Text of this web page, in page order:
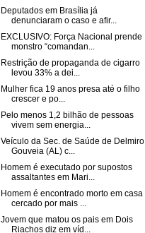
Deputados em Brasília já
denunciaram o caso e afir...
EXCLUSIVO: Força Nacional prende
monstro “comandan...
Restrição de propaganda de cigarro
levou 33% a dei...
Mulher fica 19 anos presa até o filho
crescer e po...
Pelo menos 1,2 bilhão de pessoas
vivem sem energia...
Veículo da Sec. de Saúde de Delmiro
Gouveia (AL) c...
Homem é executado por supostos
assaltantes em Mari...
Homem é encontrado morto em casa
cercado por mais ...
Jovem que matou os pais em Dois
Riachos diz em víd...